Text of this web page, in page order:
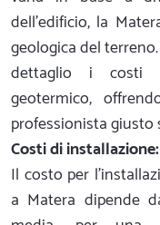
dell'edificio, la
geologica del
dettaglio i costi
geotermico,
professionista giusto
Costi di installazione:
Il costo per
a Matera dipende